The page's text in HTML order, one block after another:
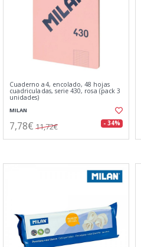
Cuaderno a4, encolado, 48 hojas
cuadriculadas, serie 430, rosa (pack 3
unidades)
MILAN
7,78€ 11,72€ - 34%